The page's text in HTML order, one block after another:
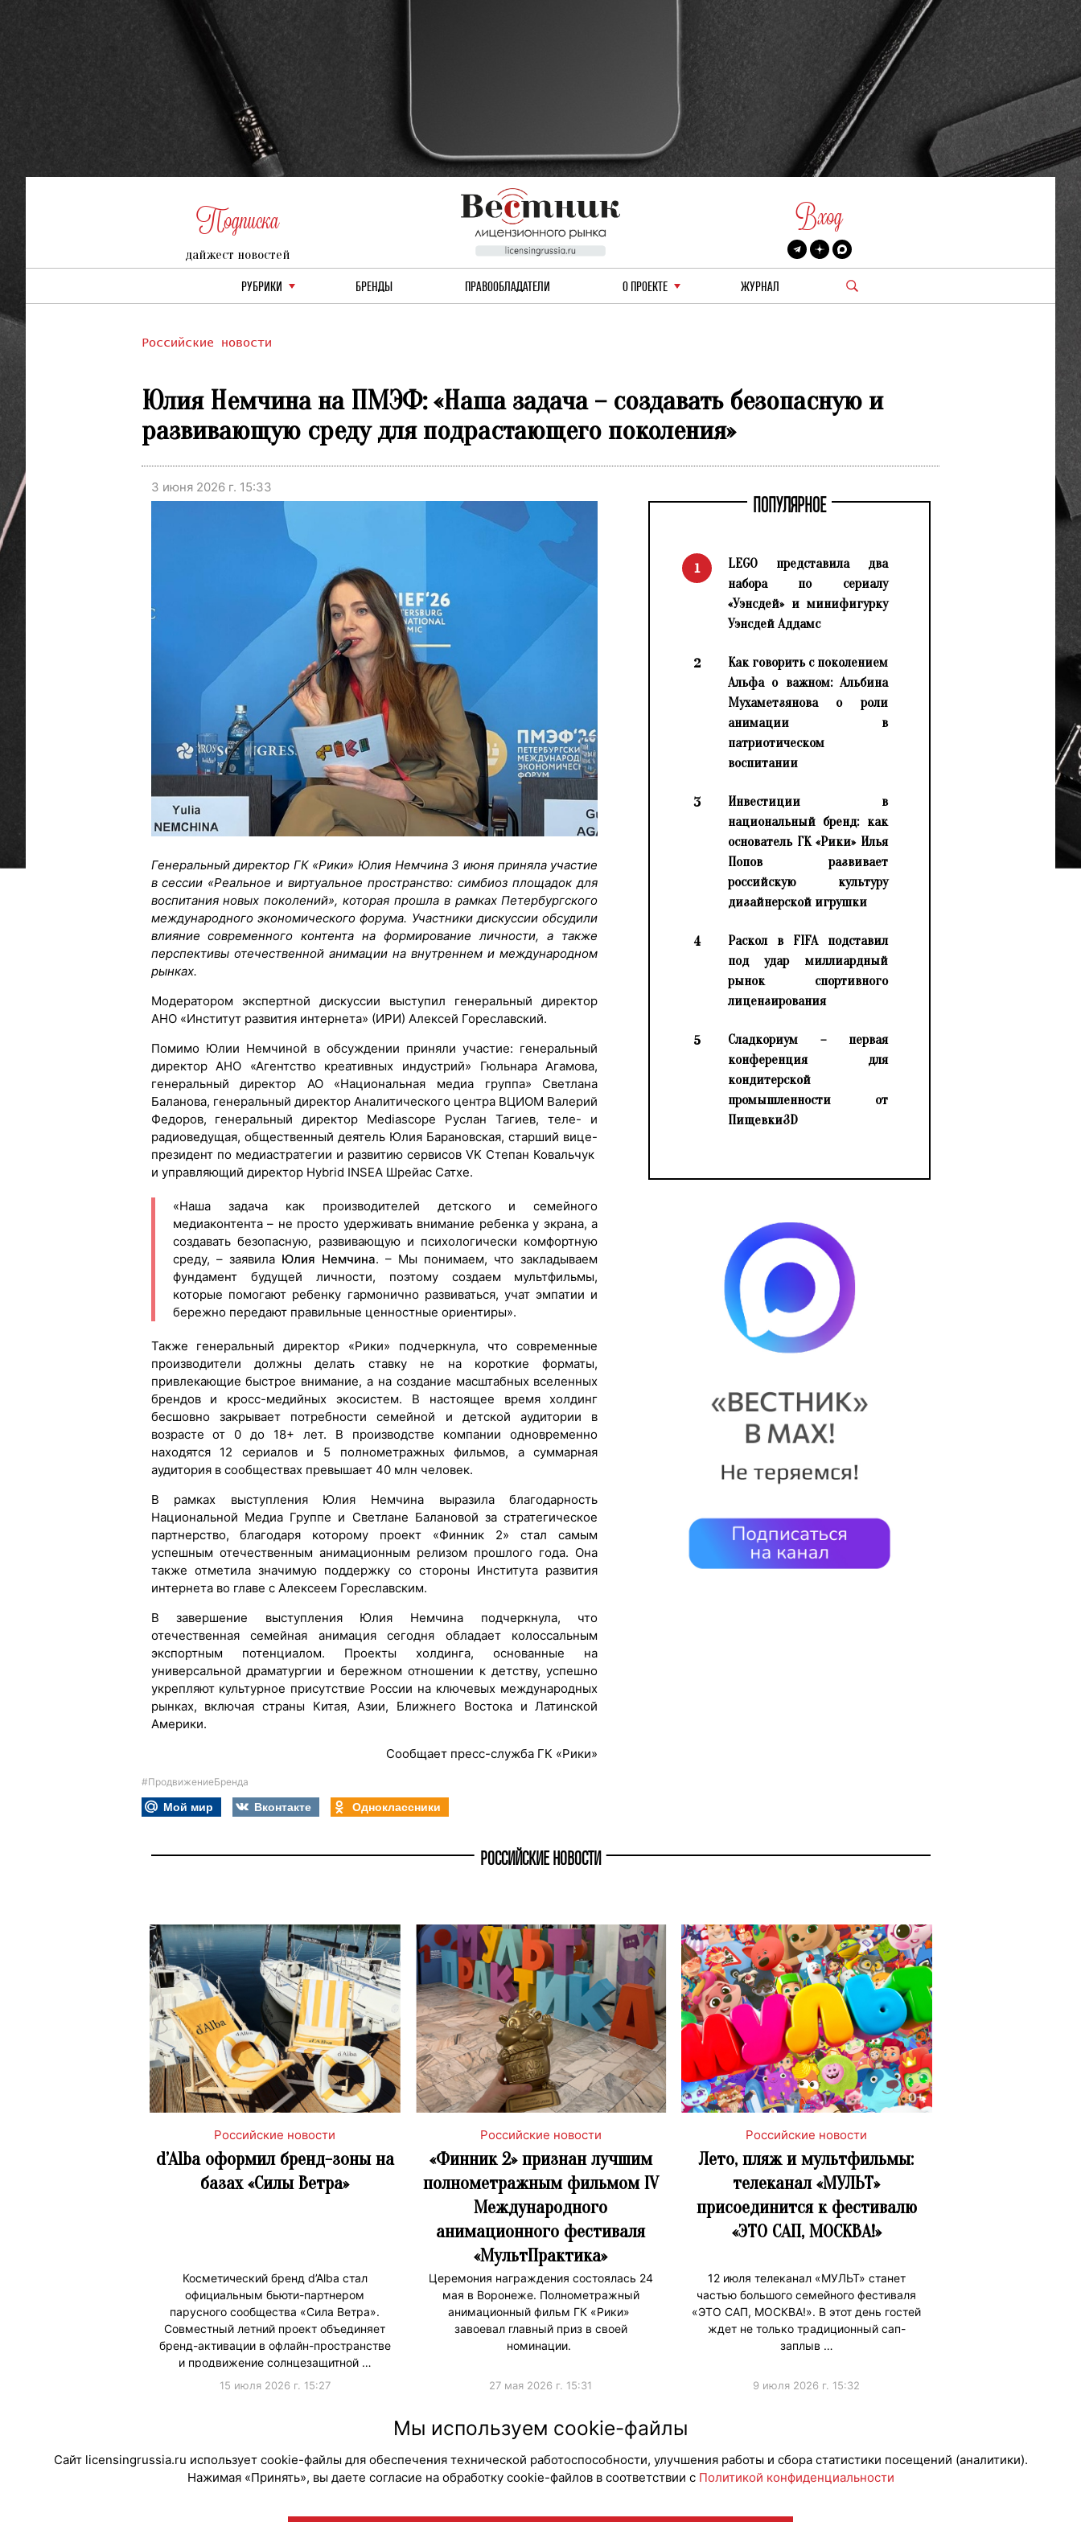
Подписка
дайжест новостей
Вход
РУБРИКИ БРЕНДЫ ПРАВООБЛАДАТЕЛИ О ПРОЕКТЕ ЖУРНАЛ
Российские новости
Юлия Немчина на ПМЭФ: «Наша задача – создавать безопасную и
развивающую среду для подрастающего поколения»
3 июня 2026 г. 15:33
Генеральный директор ГК «Рики» Юлия Немчина 3 июня приняла участие
в сессии «Реальное и виртуальное пространство: симбиоз площадок для
воспитания новых поколений», которая прошла в рамках Петербургского
международного экономического форума. Участники дискуссии обсудили
влияние современного контента на формирование личности, а также
перспективы отечественной анимации на внутреннем и международном
рынках.
Модератором экспертной дискуссии выступил генеральный директор
АНО «Институт развития интернета» (ИРИ) Алексей Гореславский.
Помимо Юлии Немчиной в обсуждении приняли участие: генеральный
директор АНО «Агентство креативных индустрий» Гюльнара Агамова,
генеральный директор АО «Национальная медиа группа» Светлана
Баланова, генеральный директор Аналитического центра ВЦИОМ Валерий
Федоров, генеральный директор Mediascope Руслан Тагиев, теле- и
радиоведущая, общественный деятель Юлия Барановская, старший вице-
президент по медиастратегии и развитию сервисов VK Степан Ковальчук
и управляющий директор Hybrid INSEA Шрейас Сатхе.
«Наша задача как производителей детского и семейного
медиаконтента – не просто удерживать внимание ребенка у экрана, а
создавать безопасную, развивающую и психологически комфортную
среду, – заявила Юлия Немчина. – Мы понимаем, что закладываем
фундамент будущей личности, поэтому создаем мультфильмы,
которые помогают ребенку гармонично развиваться, учат эмпатии и
бережно передают правильные ценностные ориентиры».
Также генеральный директор «Рики» подчеркнула, что современные
производители должны делать ставку не на короткие форматы,
привлекающие быстрое внимание, а на создание масштабных вселенных
брендов и кросс-медийных экосистем. В настоящее время холдинг
бесшовно закрывает потребности семейной и детской аудитории в
возрасте от 0 до 18+ лет. В производстве компании одновременно
находятся 12 сериалов и 5 полнометражных фильмов, а суммарная
аудитория в сообществах превышает 40 млн человек.
В рамках выступления Юлия Немчина выразила благодарность
Национальной Медиа Группе и Светлане Балановой за стратегическое
партнерство, благодаря которому проект «Финник 2» стал самым
успешным отечественным анимационным релизом прошлого года. Она
также отметила значимую поддержку со стороны Института развития
интернета во главе с Алексеем Гореславским.
В завершение выступления Юлия Немчина подчеркнула, что
отечественная семейная анимация сегодня обладает колоссальным
экспортным потенциалом. Проекты холдинга, основанные на
универсальной драматургии и бережном отношении к детству, успешно
укрепляют культурное присутствие России на ключевых международных
рынках, включая страны Китая, Азии, Ближнего Востока и Латинской
Америки.
Сообщает пресс-служба ГК «Рики»
ПОПУЛЯРНОЕ
1
LEGO представила два
набора по сериалу
«Уэнсдей» и минифигурку
Уэнсдей Аддамс
2
Как говорить с поколением
Альфа о важном: Альбина
Мухаметзянова о роли
анимации в
патриотическом
воспитании
3
Инвестиции в
национальный бренд: как
основатель ГК «Рики» Илья
Попов развивает
российскую культуру
дизайнерской игрушки
4
Раскол в FIFA подставил
под удар миллиардный
рынок спортивного
лицензирования
5
Сладкориум – первая
конференция для
кондитерской
промышленности от
Пищевки3D
#ПродвижениеБренда
Мой мир Вконтакте Одноклассники
РОССИЙСКИЕ НОВОСТИ
Российские новости
d’Alba оформил бренд-зоны на
базах «Силы Ветра»
Косметический бренд d’Alba стал
официальным бьюти-партнером
парусного сообщества «Сила Ветра».
Совместный летний проект объединяет
бренд-активации в офлайн-пространстве
и продвижение солнцезащитной …
15 июля 2026 г. 15:27
Российские новости
«Финник 2» признан лучшим
полнометражным фильмом IV
Международного
анимационного фестиваля
«МультПрактика»
Церемония награждения состоялась 24
мая в Воронеже. Полнометражный
анимационный фильм ГК «Рики»
завоевал главный приз в своей
номинации.
27 мая 2026 г. 15:31
Российские новости
Лето, пляж и мультфильмы:
телеканал «МУЛЬТ»
присоединится к фестивалю
«ЭТО САП, МОСКВА!»
12 июля телеканал «МУЛЬТ» станет
частью большого семейного фестиваля
«ЭТО САП, МОСКВА!». В этот день гостей
ждет не только традиционный сап-
заплыв …
9 июля 2026 г. 15:32
Мы используем cookie-файлы
Сайт licensingrussia.ru использует cookie-файлы для обеспечения технической работоспособности, улучшения работы и сбора статистики посещений (аналитики).
Нажимая «Принять», вы даете согласие на обработку cookie-файлов в соответствии с Политикой конфиденциальности